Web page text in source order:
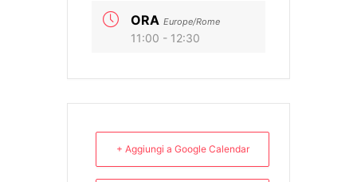
ORA Europe/Rome
11:00 - 12:30
+ Aggiungi a Google Calendar